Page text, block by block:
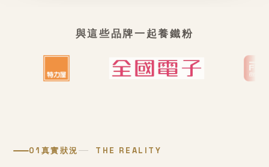
與這些品牌一起養鐵粉
01 真實狀況 THE REALITY